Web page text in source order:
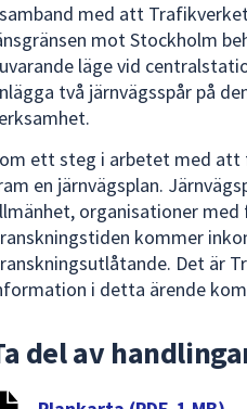
med att
mot Stockholm
läge vid
två järnvägsspår på
ett steg i arbetet med att
en järnvägsplan.
organisationer
kommer
Det är
i detta ärende
del av